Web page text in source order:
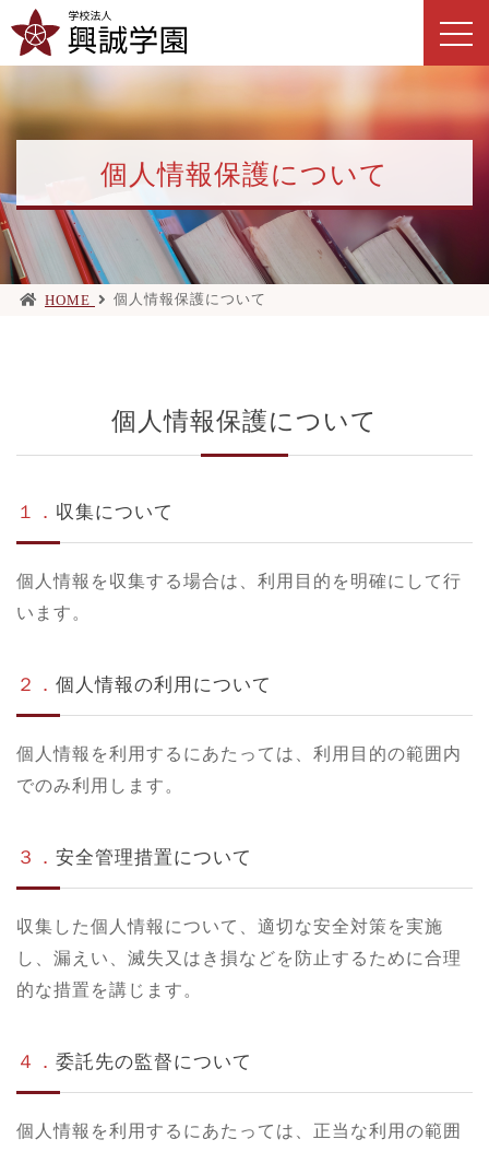
個人情報保護について
HOME 個人情報保護について
個人情報保護について
１． 収集について
個人情報を収集する場合は、利用目的を明確にして行
います。
２． 個人情報の利用について
個人情報を利用するにあたっては、利用目的の範囲内
でのみ利用します。
３． 安全管理措置について
収集した個人情報について、適切な安全対策を実施
し、漏えい、滅失又はき損などを防止するために合理
的な措置を講じます。
４． 委託先の監督について
個人情報を利用するにあたっては、正当な利用の範囲